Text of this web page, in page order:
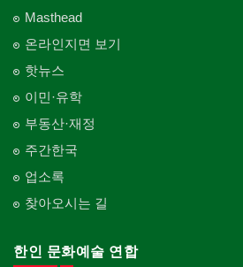
Masthead
온라인지면 보기
핫뉴스
이민·유학
부동산·재정
주간한국
업소록
찾아오시는 길
한인 문화예술 연합